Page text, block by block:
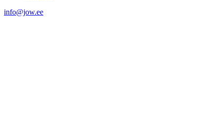
info@jow.ee